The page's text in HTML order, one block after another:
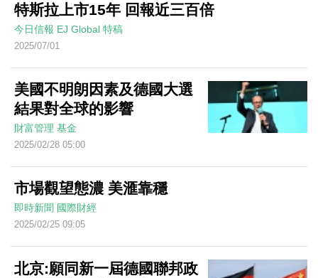
特斯拉上市15年 回報近三百倍
今日信報 EJ Global 特稿
2025/07/01
美國不明朗因素及德國大選
結果對全球的影響
財富管理 基金
2025/02/28 05:00
市場觀望態濃 美滙靠穩
即時新聞 國際財經
2025/02/25 09:05
北京:願同新一屆德國聯邦政